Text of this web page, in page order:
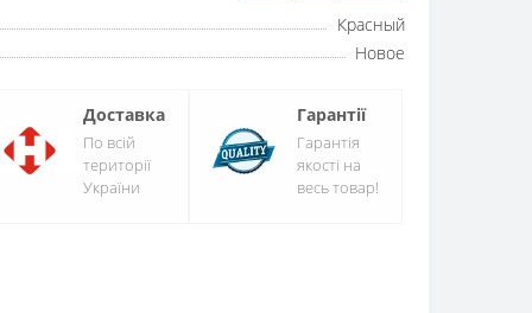
Красный
Новое
Доставка
По всій
території
України
Гарантії
Гарантія
якості на
весь товар!